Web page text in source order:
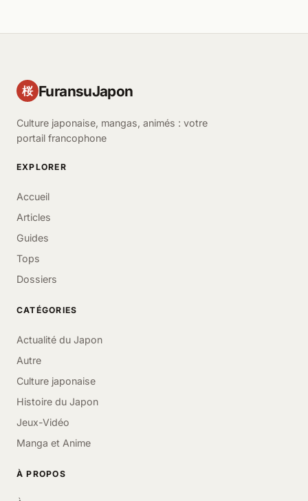
桜 FuransuJapon
Culture japonaise, mangas, animés : votre
portail francophone
EXPLORER
Accueil
Articles
Guides
Tops
Dossiers
CATÉGORIES
Actualité du Japon
Autre
Culture japonaise
Histoire du Japon
Jeux-Vidéo
Manga et Anime
À PROPOS